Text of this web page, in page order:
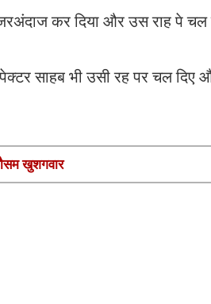
कर दिया और उस राह पे चल
साहब भी उसी रह पर चल दिए
खुशगवार